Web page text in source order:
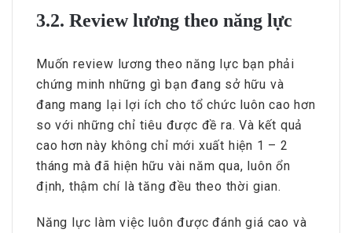
3.2. Review lương theo năng lực
Muốn review lương theo năng lực bạn phải
chứng minh những gì bạn đang sở hữu và
đang mang lại lợi ích cho tổ chức luôn cao hơn
so với những chỉ tiêu được đề ra. Và kết quả
cao hơn này không chỉ mới xuất hiện 1 – 2
tháng mà đã hiện hữu vài năm qua, luôn ổn
định, thậm chí là tăng đều theo thời gian.
Năng lực làm việc luôn được đánh giá cao và